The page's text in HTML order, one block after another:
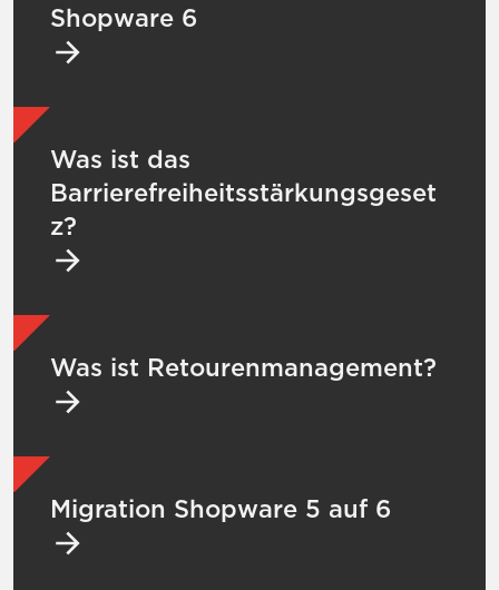
Shopware 6
Was ist das
Barrierefreiheitsstärkungsgeset
z?
Mehr zu Was ist das
Was ist Retourenmanagement?
Mehr zu Was ist Retourenmanagement?
Migration Shopware 5 auf 6
Mehr zu Migration Shopware 5 auf 6